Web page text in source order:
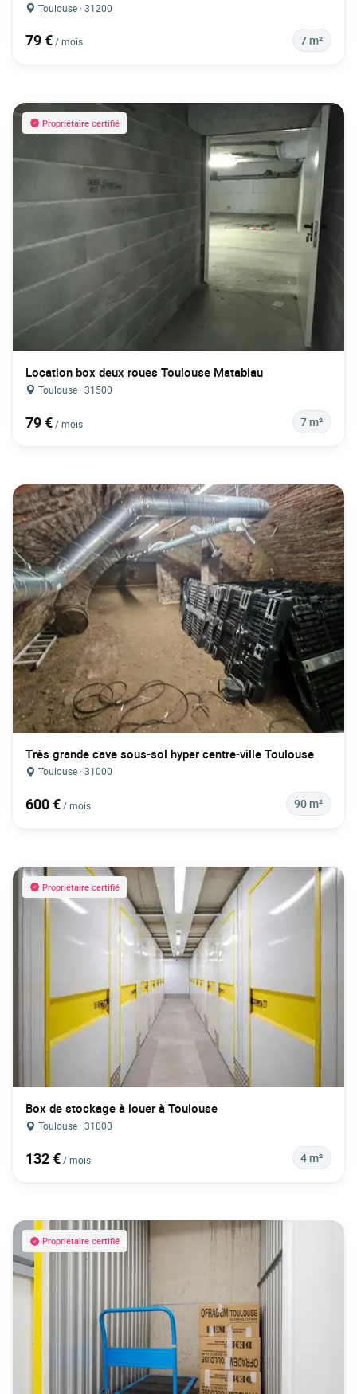
Toulouse · 31200
79 €/ mois 7 m²
Propriétaire certifié
Location box deux roues Toulouse Matabiau
Toulouse · 31500
79 €/ mois 7 m²
Très grande cave sous-sol hyper centre-ville Toulouse
Toulouse · 31000
600 €/ mois 90 m²
Propriétaire certifié
Box de stockage à louer à Toulouse
Toulouse · 31000
132 €/ mois 4 m²
Propriétaire certifié